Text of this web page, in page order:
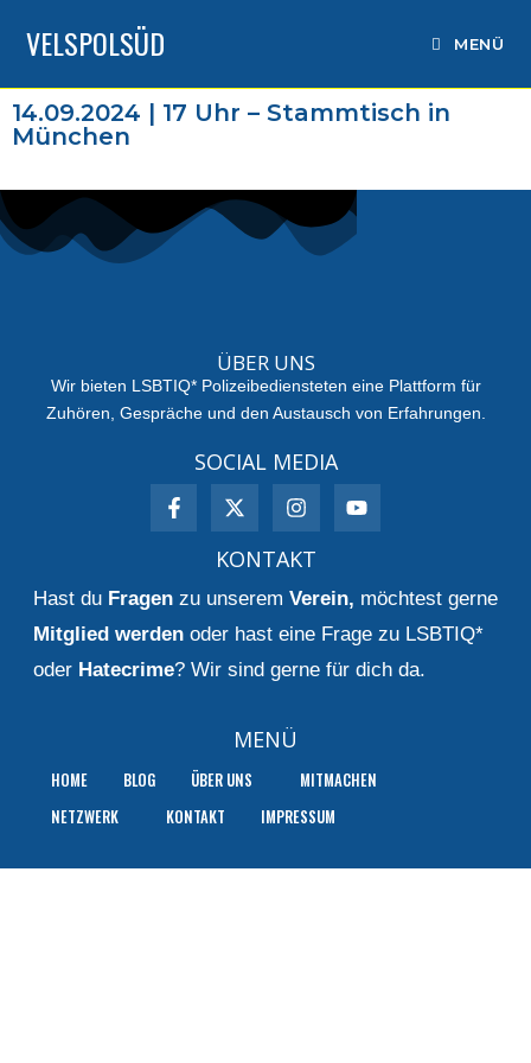
VELSPOLSÜD MENÜ
14.09.2024 | 17 Uhr – Stammtisch in
München
ÜBER UNS
Wir bieten LSBTIQ* Polizeibediensteten eine Plattform für
Zuhören, Gespräche und den Austausch von Erfahrungen.
SOCIAL MEDIA
KONTAKT
Hast du Fragen zu unserem Verein, möchtest gerne
Mitglied werden oder hast eine Frage zu LSBTIQ*
oder Hatecrime? Wir sind gerne für dich da.
MENÜ
HOME BLOG ÜBER UNS
MITMACHEN
NETZWERK
KONTAKT IMPRESSUM